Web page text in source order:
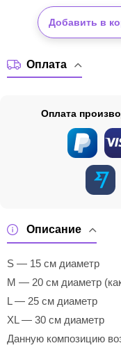
Добавить в
Описание
S — 15 см диаметр
M — 20 см диаметр
L — 25 см диаметр
XL — 30 см диаметр
Данную композицию
Оплата
Оплата